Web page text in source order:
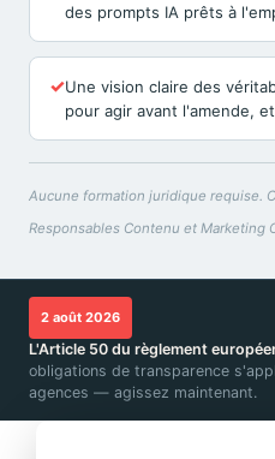
des prompts IA prêts à
✓Une vision claire des
pour agir avant l'amende,
Aucune formation juridique requise.
Responsables Contenu et Marketing
2 août 2026
L'Article 50 du règlement
obligations de transparence
agences — agissez maintenant.